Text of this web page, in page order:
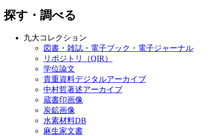
探す・調べる
九大コレクション
図書・雑誌・電子ブック・電子ジャーナル
リポジトリ（QIR）
学位論文
貴重資料デジタルアーカイブ
中村哲著述アーカイブ
蔵書印画像
炭鉱画像
水素材料DB
麻生家文書